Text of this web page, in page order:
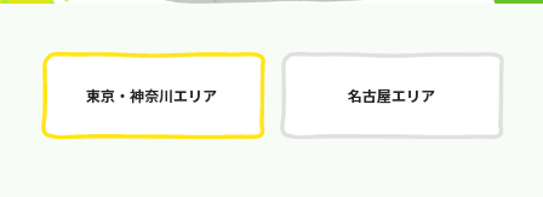
東京・神奈川エリア 名古屋エリア